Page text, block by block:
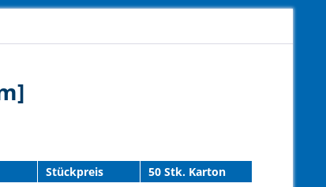
Stückpreis 50 Stk. Karton